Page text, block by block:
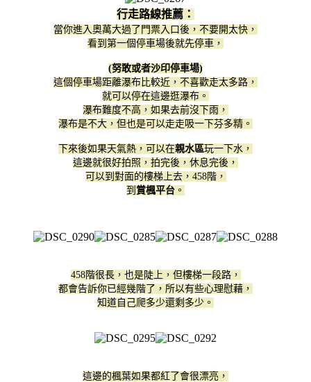
行走路線推薦：
當你進入奧萬大過了門票入口後，不要開太快，
看到第一個停車場後就先停車，
(努敢或者沙印停車場)
這個停車場距離瀑布比較近，不喜歡走太多路，
就可以停在這邊逛瀑布。
瀑布難度不高，如果去前沒下雨，
瀑布是不大，但也是可以走走吸一下芬多精。
下來後如果天氣熱，可以在親水區玩一下水，
這邊就很好拍照，拍完後，休息完後，
可以到對面的樓梯上去，458階，
到 賞楓平台 。
458階很長，也是陡上，但樓梯一段路，
都會告訴你已經幾階了，所以有些心理慰藉，
知道自己爬多少還剩多少。
這邊的楓葉如果都紅了會很漂亮，